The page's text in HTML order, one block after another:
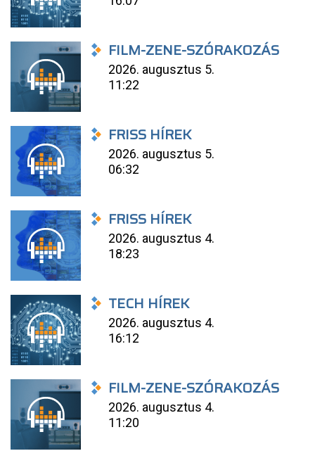
FILM-ZENE-SZÓRAKOZÁS
2026. augusztus 5.
11:22
FRISS HÍREK
2026. augusztus 5.
06:32
FRISS HÍREK
2026. augusztus 4.
18:23
TECH HÍREK
2026. augusztus 4.
16:12
FILM-ZENE-SZÓRAKOZÁS
2026. augusztus 4.
11:20